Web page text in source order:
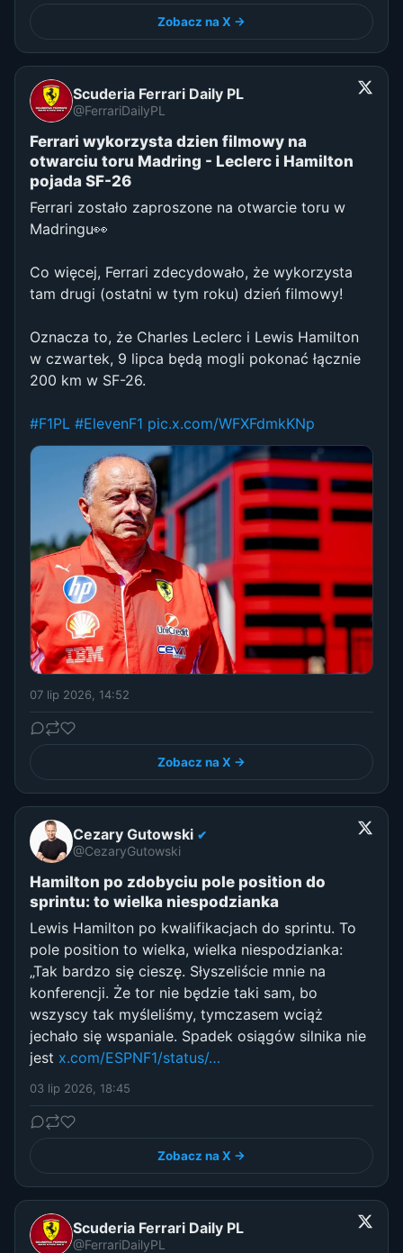
Zobacz na X →
Scuderia Ferrari Daily PL
@FerrariDailyPL
Ferrari wykorzysta dzien filmowy na
otwarciu toru Madring - Leclerc i Hamilton
pojada SF-26
Ferrari zostało zaproszone na otwarcie toru w
Madringu👀
Co więcej, Ferrari zdecydowało, że wykorzysta
tam drugi (ostatni w tym roku) dzień filmowy!
Oznacza to, że Charles Leclerc i Lewis Hamilton
w czwartek, 9 lipca będą mogli pokonać łącznie
200 km w SF-26.
#F1PL #ElevenF1 pic.x.com/WFXFdmkKNp
07 lip 2026, 14:52
Zobacz na X →
Cezary Gutowski ✔
@CezaryGutowski
Hamilton po zdobyciu pole position do
sprintu: to wielka niespodzianka
Lewis Hamilton po kwalifikacjach do sprintu. To
pole position to wielka, wielka niespodzianka:
„Tak bardzo się cieszę. Słyszeliście mnie na
konferencji. Że tor nie będzie taki sam, bo
wszyscy tak myśleliśmy, tymczasem wciąż
jechało się wspaniale. Spadek osiągów silnika nie
jest x.com/ESPNF1/status/…
03 lip 2026, 18:45
Zobacz na X →
Scuderia Ferrari Daily PL
@FerrariDailyPL